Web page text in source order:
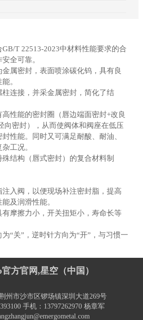
GB/T 22513-2023中材料性能要求的合
全可靠。
属密封，表面喷涂碳化钨，具有良
。
柱连接，并采金属密封，简化了结
高性能的密封圈（唇边端面密封+改良
向密封），从而使阀体和阀座在低压
性能。同时又可满足耐酸、耐油、
工况。
结构（唇式密封）的复合材料制
入阀，以便现场补注密封脂，提高
及润滑性能。
摩擦力小，开关扭矩小，寿命长等
为“关”，逆时针方向为“开”，与习惯一
方官网,星空（中国）
州市沙市区锣场镇深圳大道269号
手机：13797262970 杨章军